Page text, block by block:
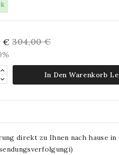
€ 304,00 €
In Den Warenkorb
direkt zu Ihnen nach hause in